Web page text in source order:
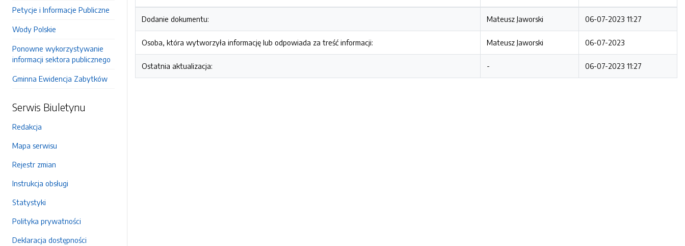
Petycje i Informacje Publiczne
Wody Polskie
Ponowne wykorzystywanie
informacji sektora publicznego
Gminna Ewidencja Zabytków
Serwis Biuletynu
Redakcja
Mapa serwisu
Rejestr zmian
Instrukcja obsługi
Statystyki
Polityka prywatności
Deklaracja dostępności
Dodanie dokumentu: Mateusz Jaworski 06-07-2023 11:27
Osoba, która wytworzyła informację lub odpowiada za treść informacji: Mateusz Jaworski 06-07-2023
Ostatnia aktualizacja: - 06-07-2023 11:27